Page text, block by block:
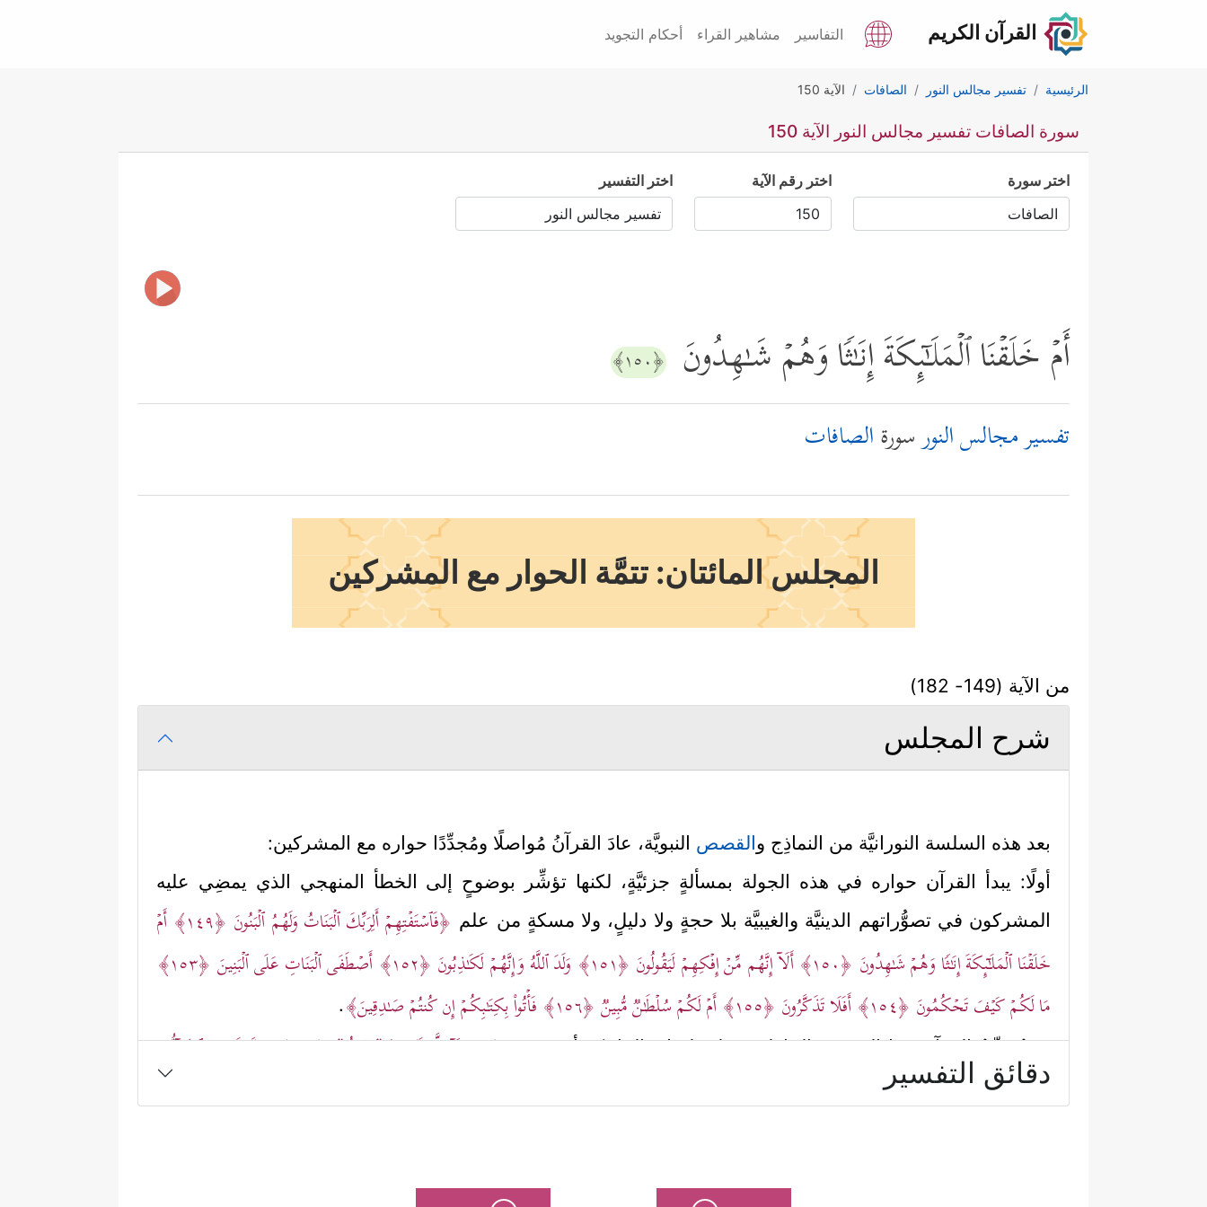
القرآن الكريم التفاسير مشاهير القراء أحكام التجويد
الرئيسية تفسير مجالس النور الصافات الآية 150
سورة الصافات تفسير مجالس النور الآية 150
اختر سورة اختر رقم الآية اختر التفسير
أَمۡ خَلَقۡنَا ٱلۡمَلَـٰۤىِٕكَةَ إِنَـٰثࣰا وَهُمۡ شَـٰهِدُونَ ﴿١٥٠﴾
تفسير مجالس النورسورةالصافات
المجلس المائتان: تتمَّة الحوار مع المشركين
من الآية (149- 182)
شرح المجلس
بعد هذه السلسة النورانيَّة من النماذِج والقصص النبويَّة، عادَ القرآنُ مُواصلًا ومُجدِّدًا حواره مع المشركين:
أولًا: يبدأ القرآن حواره في هذه الجولة بمسألةٍ جزئيَّةٍ، لكنها تؤشِّر بوضوحٍ إلى الخطأ المنهجي الذي يمضِي عليه
المشركون في تصوُّراتهم الدينيَّة والغيبيَّة بلا حجةٍ ولا دليلٍ، ولا مسكةٍ من علم ﴿فَٱسۡتَفۡتِهِمۡ أَلِرَبِّكَ ٱلۡبَنَاتُ وَلَهُمُ ٱلۡبَنُونَ ﴿١٤٩﴾
أَمۡ
خَلَقۡنَا ٱلۡمَلَـٰۤىِٕكَةَ إِنَـٰثࣰا وَهُمۡ شَـٰهِدُونَ ﴿١٥٠﴾ أَلَاۤ إِنَّهُم مِّنۡ إِفۡكِهِمۡ لَیَقُولُونَ ﴿١٥١﴾ وَلَدَ ٱللَّهُ وَإِنَّهُمۡ لَكَـٰذِبُونَ ﴿١٥٢﴾ أَصۡطَفَى ٱلۡبَنَاتِ عَلَى ٱلۡبَنِینَ ﴿١٥٣﴾
مَا لَكُمۡ كَیۡفَ تَحۡكُمُونَ ﴿١٥٤﴾ أَفَلَا تَذَكَّرُونَ ﴿١٥٥﴾ أَمۡ لَكُمۡ سُلۡطَـٰنࣱ مُّبِینࣱ ﴿١٥٦﴾ فَأۡتُواْ بِكِتَـٰبِكُمۡ إِن كُنتُمۡ صَـٰدِقِینَ﴾ .
ثم يُصحِّحُ القرآن هذا المفهوم الخاطئ وعلى لسان الملائكة أنفسهم:﴿وَمَا مِنَّاۤ إِلَّا لَهُۥ مَقَامࣱ مَّعۡلُومࣱ﴿١٦٤﴾
وَإِنَّا لَنَحۡنُ ٱلصَّاۤفُّونَ
﴿١٦٥﴾
وَإِنَّا لَنَحۡنُ ٱلۡمُسَبِّحُونَ﴾
دقائق التفسير